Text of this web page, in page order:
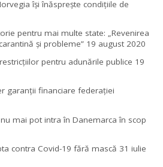
își înăsprește condițiile de
pentru mai multe state: „Revenirea
şi probleme” 19 august 2020
pentru adunările publice 19
garanții financiare federației
nu mai pot intra în Danemarca în scop
contra Covid-19 fără mască 31 iulie